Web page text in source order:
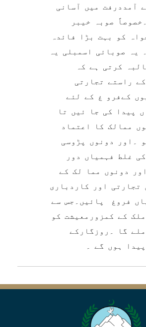
آمددرفت میں آسانی
صوبہ خیبر
کو بہت بڑا فائدہ
یہ صوبائی اسمبلی یہ
کرتی ہے کہ
راستے تجارتی
کےفرو غ کے لئے
پیدا کی جا ئیں تا
ممالک کا اعتماد
۔اور دونوں پڑوسی
غلط فہمیاں دور
دونوں مما لک کے
تجارتی اور کاردباری
فروغ پائیں۔جس سے
کے کمزورمعیشت کو
گا ۔روزگارکے
ہوں گے ۔